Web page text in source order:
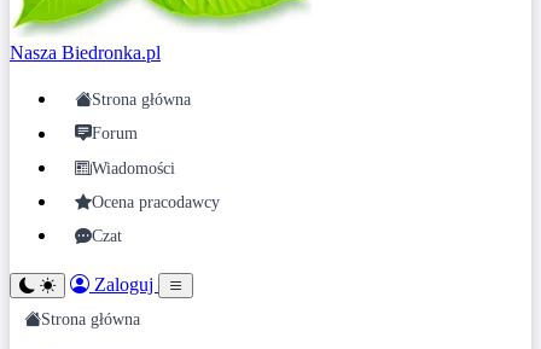
Nasza Biedronka.pl
Strona główna
Forum
Wiadomości
Ocena pracodawcy
Czat
Zaloguj
Strona główna